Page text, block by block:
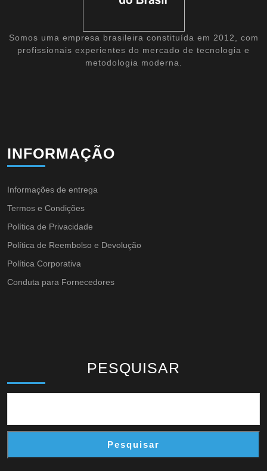
Somos uma empresa brasileira constituída em 2012, com
profissionais experientes do mercado de tecnologia e
metodologia moderna.
INFORMAÇÃO
Informações de entrega
Termos e Condições
Política de Privacidade
Política de Reembolso e Devolução
Política Corporativa
Conduta para Fornecedores
PESQUISAR
Pesquisar